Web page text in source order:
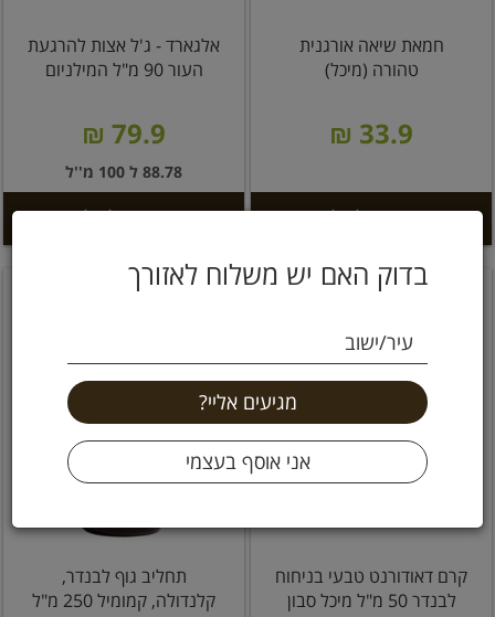
בדוק האם יש משלוח לאזורך
עיר/ישוב
חמאת שיאה אורגנית
טהורה (מיכל)
33.9 ₪
הוספה לסל +
אלגארד - ג'ל אצות להרגעת
העור 90 מ"ל המילניום
79.9 ₪
88.78 ל 100 מ''ל
הוספה לסל +
קרם דאודורנט טבעי בניחוח
לבנדר 50 מ"ל מיכל סבון
תחליב גוף לבנדר,
קלנדולה, קמומיל 250 מ"ל